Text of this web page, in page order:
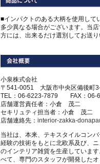
■インパクトのある大柄を使用して
多少異なる場合がございます。当
方には、出来るだけ選別してお送り
小泉株式会社
〒541-0051 大阪市中央区備後町
TEL：06-6223-7879 FAX：06-
店舗運営責任者：小倉 茂二
セキリュティ担当者：小倉 茂二
店舗連絡先： interior-zakka-
当社は、本来、テキスタイルコン
経験の技術をもとに北欧系及び、
のインテリア雑貨を生産していま
べて、専門のスタッフが開発した